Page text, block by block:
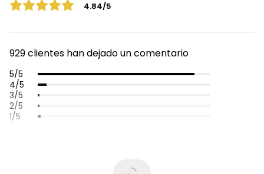
4.84/5
929 clientes han dejado un comentario
5/5
4/5
3/5
2/5
1/5